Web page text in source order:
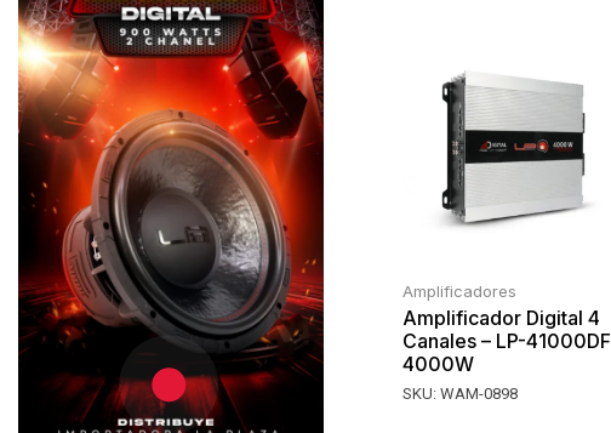
Amplificadores
Amplificador Digital 4
Canales – LP-41000DF
4000W
SKU:WAM-0898